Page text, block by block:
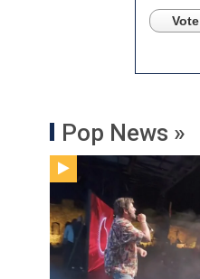
Vote
Pop News »